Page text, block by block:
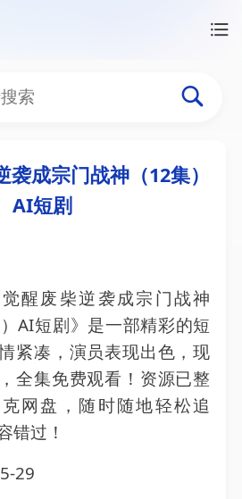
柴逆袭成宗门
成宗门战神（12集）
AI短剧
觉醒废柴逆袭成宗门战神
）AI短剧》是一部精彩的短
紧凑，演员表现出色，现
全集免费观看！资源已整
网盘，随时随地轻松追
错过！
29